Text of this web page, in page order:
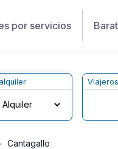
por servicios
Viajeros
Cantagallo